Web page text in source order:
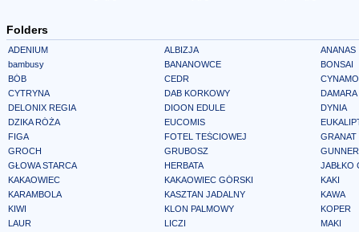
Folders
ADENIUM ALBIZJA
ANANAS
bambusy
BANANOWCE
BONSAI
BÓB
CEDR
CYTRYNA
DAB KORKOWY
DAMARA
DELONIX REGIA
DIOON EDULE
DYNIA
DZIKA RÓŻA
EUCOMIS
FIGA
FOTEL TEŚCIOWEJ
GRANAT
GROCH
GRUBOSZ
GŁOWA STARCA
HERBATA
JABŁKO
KAKAOWIEC
KAKAOWIEC GÓRSKI
KAKI
KARAMBOLA
KASZTAN JADALNY
KAWA
KIWI
KLON PALMOWY
KOPER
LAUR
LICZI
MAKI